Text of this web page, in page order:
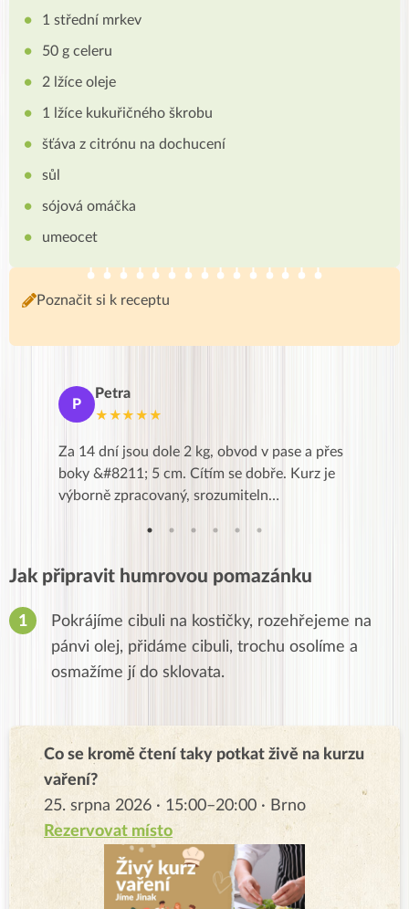
1 střední mrkev
50 g celeru
2 lžíce oleje
1 lžíce kukuřičného škrobu
šťáva z citrónu na dochucení
sůl
sójová omáčka
umeocet
Poznačit si k receptu
P
Petra
★★★★★
Za 14 dní jsou dole 2 kg, obvod v pase a přes
boky &#8211; 5 cm. Cítím se dobře. Kurz je
výborně zpracovaný, srozumiteln…
Jak připravit humrovou pomazánku
Pokrájíme cibuli na kostičky, rozehřejeme na
pánvi olej, přidáme cibuli, trochu osolíme a
osmažíme jí do sklovata.
Co se kromě čtení taky potkat živě na kurzu
vaření?
25. srpna 2026 · 15:00–20:00 · Brno
Rezervovat místo